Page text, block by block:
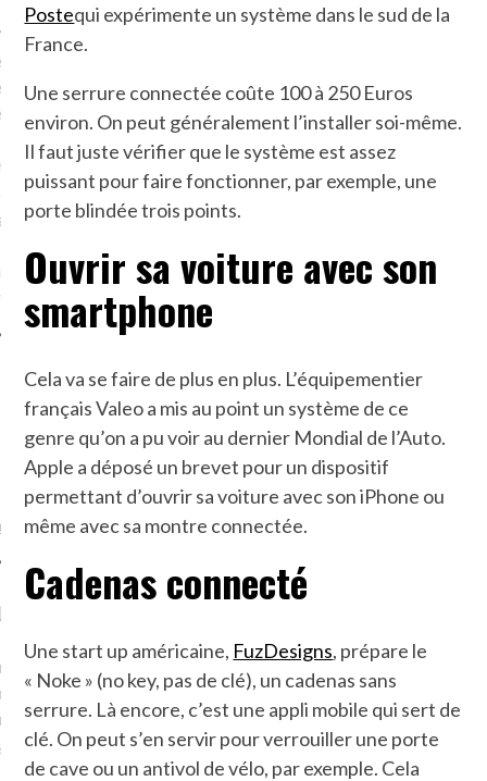
qui Marche
ou pas. Mais
pas d’interdit. Vélo,
bateau…
incite à un autre regard
curiosité. C’est un
sur
la-femme-qui-
MOI SUR
TWITTER
@Isa_Monrozier
ARCACHON
je t'aime, my little bassin
comment ? "
je ne parle presque que
Postequi expérimente un système dans le sud de la
France.
Une serrure connectée coûte 100 à 250 Euros
environ. On peut généralement l’installer soi-même.
Il faut juste vérifier que le système est assez
puissant pour faire fonctionner, par exemple, une
porte blindée trois points.
Ouvrir sa voiture avec son
smartphone
Cela va se faire de plus en plus. L’équipementier
français Valeo a mis au point un système de ce
genre qu’on a pu voir au dernier Mondial de l’Auto.
Apple a déposé un brevet pour un dispositif
permettant d’ouvrir sa voiture avec son iPhone ou
même avec sa montre connectée.
Cadenas connecté
Une start up américaine, FuzDesigns, prépare le
« Noke » (no key, pas de clé), un cadenas sans
serrure. Là encore, c’est une appli mobile qui sert de
clé. On peut s’en servir pour verrouiller une porte
de cave ou un antivol de vélo, par exemple. Cela